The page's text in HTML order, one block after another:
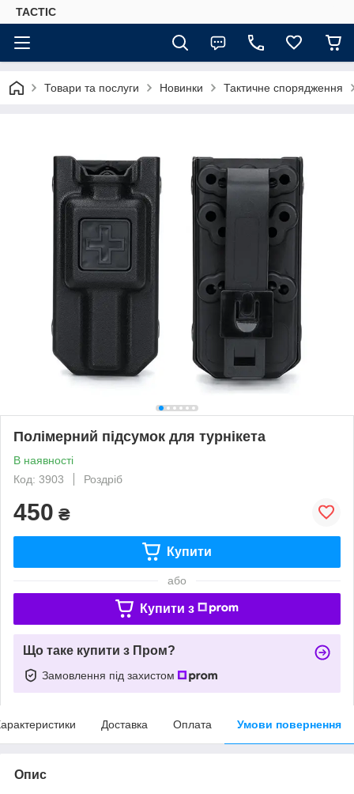
TACTIC
Товари та послуги Новинки Тактичне спорядження
Полімерний підсумок для турнікета
В наявності
Код: 3903
Роздріб
450 ₴
Купити
або
Купити з
Що таке купити з Пром?
Замовлення під захистом
Доставка Оплата Умови повернення
Опис